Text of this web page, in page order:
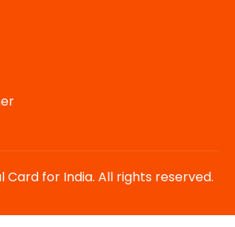
for India. All rights reserved.